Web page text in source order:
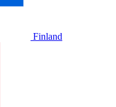
Finland